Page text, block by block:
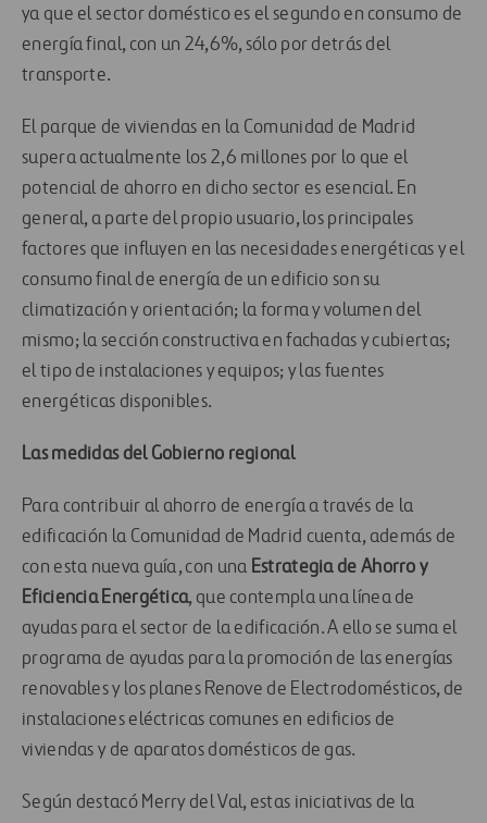
ya que el sector doméstico es el segundo en consumo de
energía final, con un 24,6%, sólo por detrás del
transporte.
El parque de viviendas en la Comunidad de Madrid
supera actualmente los 2,6 millones por lo que el
potencial de ahorro en dicho sector es esencial. En
general, a parte del propio usuario, los principales
factores que influyen en las necesidades energéticas y el
consumo final de energía de un edificio son su
climatización y orientación; la forma y volumen del
mismo; la sección constructiva en fachadas y cubiertas;
el tipo de instalaciones y equipos; y las fuentes
energéticas disponibles.
Las medidas del Gobierno regional
Para contribuir al ahorro de energía a través de la
edificación la Comunidad de Madrid cuenta, además de
con esta nueva guía, con una Estrategia de Ahorro y
Eficiencia Energética, que contempla una línea de
ayudas para el sector de la edificación. A ello se suma el
programa de ayudas para la promoción de las energías
renovables y los planes Renove de Electrodomésticos, de
instalaciones eléctricas comunes en edificios de
viviendas y de aparatos domésticos de gas.
Según destacó Merry del Val, estas iniciativas de la